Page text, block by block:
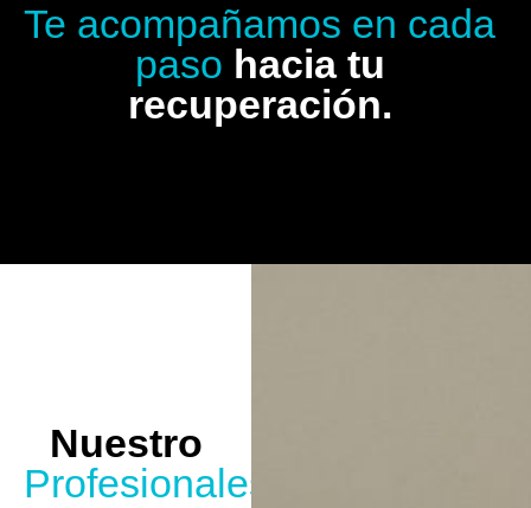
Te acompañamos en cada
paso hacia tu
recuperación.
Nuestro
Profesionales